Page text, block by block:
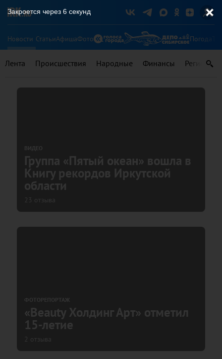
Новости СтатьиАфишаФото Погода
Лента Происшествия Народные Финансы Регионы
ВИДЕО
Группа «Пятый океан» вошла в
Книгу рекордов Иркутской
области
23 отзыва
ФОТОРЕПОРТАЖ
«Beauty Холдинг Арт» отметил
15-летие
2 отзыва
Закроется через 6 секунд